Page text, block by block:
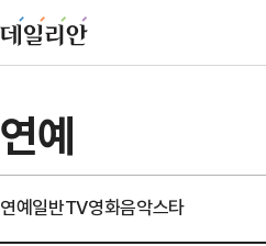
연예
연예일반TV영화음악스타